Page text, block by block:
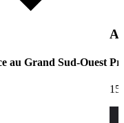
au Grand Sud-Ouest
15